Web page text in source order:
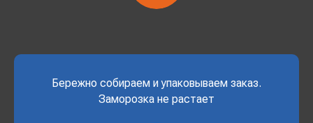
Бережно собираем и упаковываем заказ.
Заморозка не растает